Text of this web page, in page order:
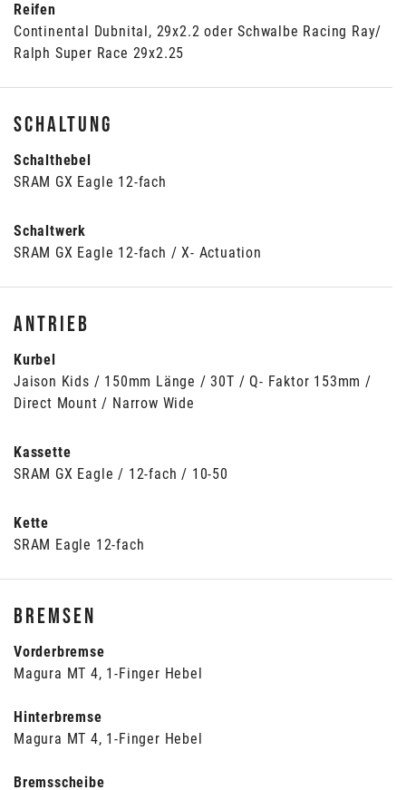
Reifen
Continental Dubnital, 29x2.2 oder Schwalbe Racing Ray/
Ralph Super Race 29x2.25
Schaltung
Schalthebel
SRAM GX Eagle 12-fach
Schaltwerk
SRAM GX Eagle 12-fach / X- Actuation
Antrieb
Kurbel
Jaison Kids / 150mm Länge / 30T / Q- Faktor 153mm /
Direct Mount / Narrow Wide
Kassette
SRAM GX Eagle / 12-fach / 10-50
Kette
SRAM Eagle 12-fach
Bremsen
Vorderbremse
Magura MT 4, 1-Finger Hebel
Hinterbremse
Magura MT 4, 1-Finger Hebel
Bremsscheibe